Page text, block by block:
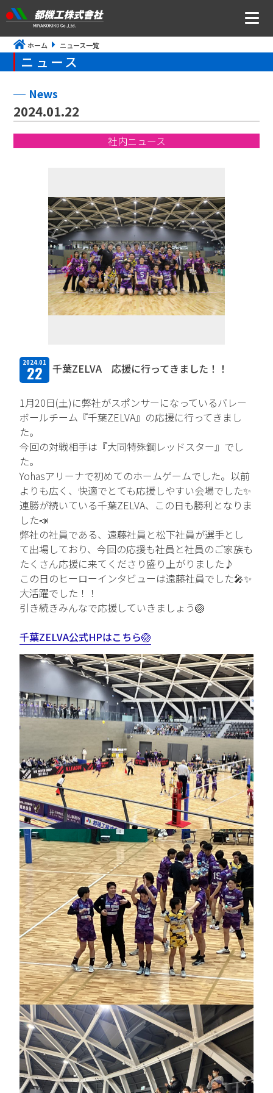
ニュース
トップメッセージ・社是・経営理念
CSR・ISOの取り組みについて
TFPについて
取扱商品・メーカー
取扱メーカー一覧
採用情報
会社を知る
人と仕事を知る
社風を知る
制度を知る
新卒エントリー
中途エントリー
お問い合わせ
ホーム ニュース一覧
ニュース
News
2024.01.22
社内ニュース
2024.01
22 千葉ZELVA 応援に行ってきました！！
1月20日(土)に弊社がスポンサーになっているバレー
ボールチーム『千葉ZELVA』の応援に行ってきまし
た。
今回の対戦相手は『大同特殊鋼レッドスター』でし
た。
Yohasアリーナで初めてのホームゲームでした。以前
よりも広く、快適でとても応援しやすい会場でした✨
連勝が続いている千葉ZELVA、この日も勝利となりま
した📣
弊社の社員である、遠藤社員と松下社員が選手とし
て出場しており、今回の応援も社員と社員のご家族も
たくさん応援に来てくださり盛り上がりました♪
この日のヒーローインタビューは遠藤社員でした🎤✨
大活躍でした！！
引き続きみんなで応援していきましょう🏐
千葉ZELVA公式HPはこちら🏐